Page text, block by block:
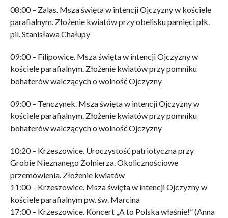
08:00 – Zalas. Msza święta w intencji Ojczyzny w kościele
parafialnym. Złożenie kwiatów przy obelisku pamięci płk.
pil. Stanisława Chałupy
09:00 – Filipowice. Msza święta w intencji Ojczyzny w
kościele parafialnym. Złożenie kwiatów przy pomniku
bohaterów walczących o wolność Ojczyzny
09:00 – Tenczynek. Msza święta w intencji Ojczyzny w
kościele parafialnym. Złożenie kwiatów przy pomniku
bohaterów walczących o wolność Ojczyzny
10:20 – Krzeszowice. Uroczystość patriotyczna przy
Grobie Nieznanego Żołnierza. Okolicznościowe
przemówienia. Złożenie kwiatów
11:00 – Krzeszowice. Msza święta w intencji Ojczyzny w
kościele parafialnym pw. św. Marcina
17:00 – Krzeszowice. Koncert „A to Polska właśnie!” (Anna